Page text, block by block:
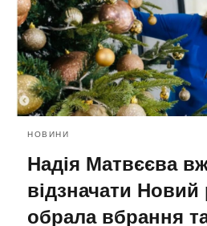
НОВИНИ
Надія Матвєєва
відзначати Новий
обрала вбрання